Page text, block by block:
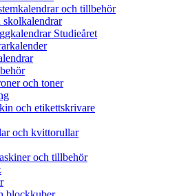
och tillbehör
skolkalendrar
Studieåret
och toner
och etikettskrivare
och kvittorullar
och tillbehör